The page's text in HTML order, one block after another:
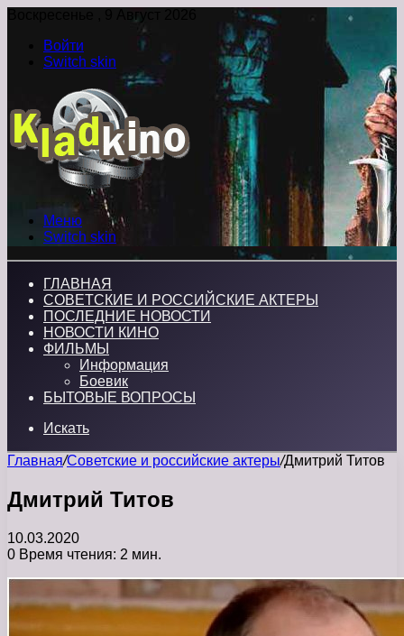
Воскресенье , 9 Август 2026
Войти
Switch skin
Меню
Switch skin
ГЛАВНАЯ
СОВЕТСКИЕ И РОССИЙСКИЕ АКТЕРЫ
ПОСЛЕДНИЕ НОВОСТИ
НОВОСТИ КИНО
ФИЛЬМЫ
Информация
Боевик
БЫТОВЫЕ ВОПРОСЫ
Искать
Главная/Советские и российские актеры/Дмитрий Титов
Дмитрий Титов
10.03.2020
0 Время чтения: 2 мин.